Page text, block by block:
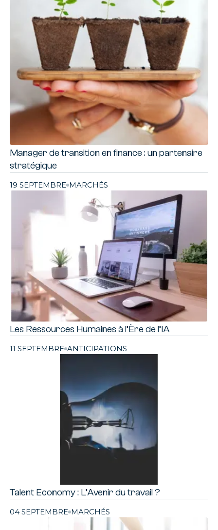
Manager de transition en finance : un partenaire
stratégique
19 SEPTEMBRE MARCHÉS
Les Ressources Humaines à l’Ère de l’IA
11 SEPTEMBRE ANTICIPATIONS
Talent Economy : L’Avenir du travail ?
04 SEPTEMBRE MARCHÉS